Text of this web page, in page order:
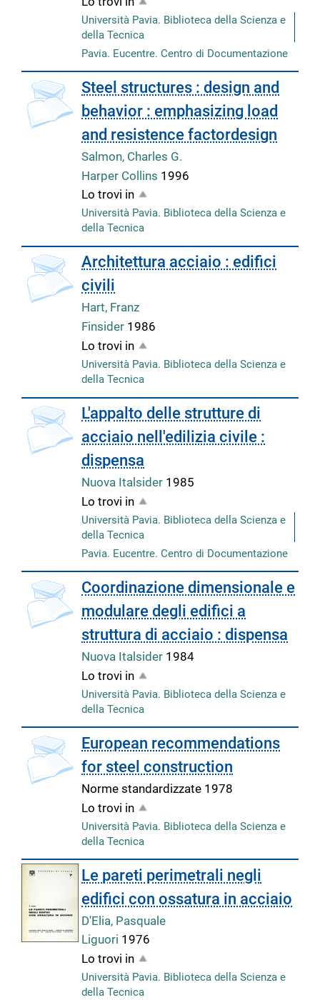
Università Pavia. Biblioteca della Scienza e
della Tecnica
Pavia. Eucentre. Centro di Documentazione
Steel structures : design and
behavior : emphasizing load
and resistence factordesign
Salmon, Charles G.
Harper Collins 1996
Lo trovi in
Università Pavia. Biblioteca della Scienza e
della Tecnica
copertina
Architettura acciaio : edifici
civili
Hart, Franz
Finsider 1986
Lo trovi in
Università Pavia. Biblioteca della Scienza e
della Tecnica
copertina
L'appalto delle strutture di
acciaio nell'edilizia civile :
dispensa
Nuova Italsider 1985
Lo trovi in
Università Pavia. Biblioteca della Scienza e
della Tecnica
Pavia. Eucentre. Centro di Documentazione
copertina
Coordinazione dimensionale e
modulare degli edifici a
struttura di acciaio : dispensa
Nuova Italsider 1984
Lo trovi in
Università Pavia. Biblioteca della Scienza e
della Tecnica
copertina
European recommendations
for steel construction
Norme standardizzate 1978
Lo trovi in
Università Pavia. Biblioteca della Scienza e
della Tecnica
Le pareti perimetrali negli
edifici con ossatura in acciaio
D'Elia, Pasquale
Liguori 1976
Lo trovi in
Università Pavia. Biblioteca della Scienza e
della Tecnica